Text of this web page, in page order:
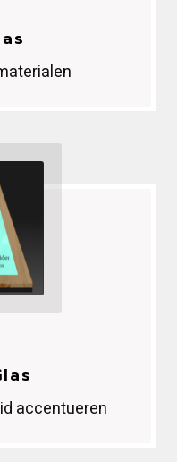
accentueren